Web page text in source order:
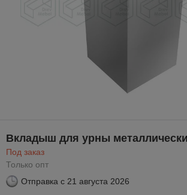
Вкладыш для урны
Под заказ
Только опт
Отправка с 21 августа 2026